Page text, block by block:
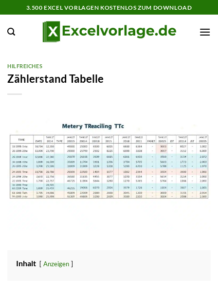
Inhalt
springen
3.500 EXCEL VORLAGEN KOSTENLOS ZUM DOWNLOAD
HILFREICHES
Zählerstand Tabelle
Inhalt Anzeigen